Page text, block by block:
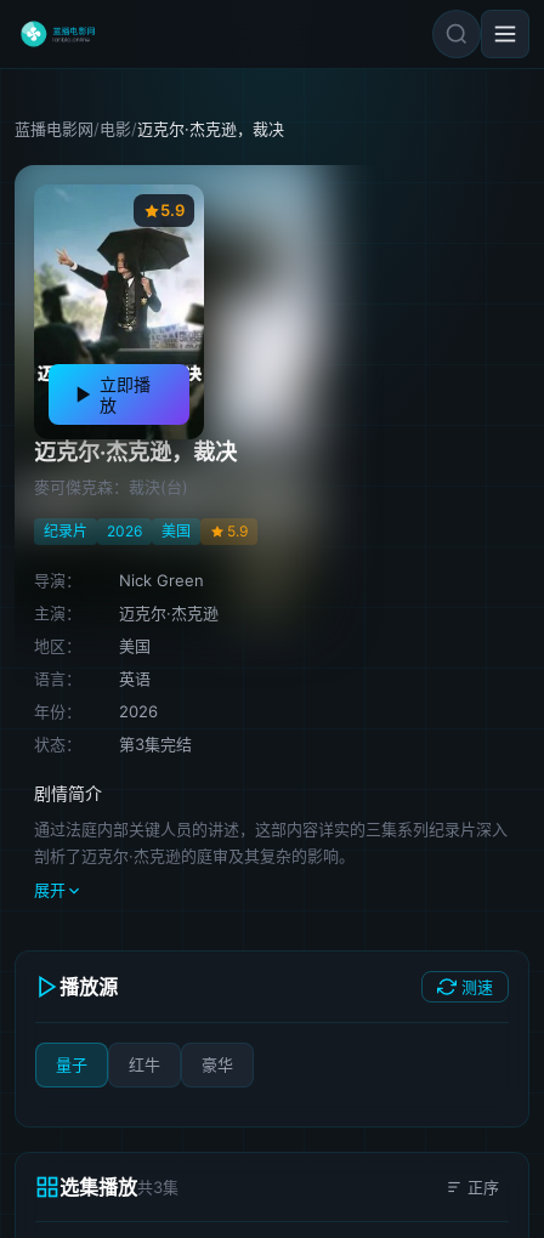
蓝播电影网/电影/迈克尔·杰克逊，裁决
5.9
立即播
放
迈克尔·杰克逊，裁决
麥可傑克森：裁決(台)
纪录片 2026 美国 5.9
导演：
Nick Green
主演：
迈克尔·杰克逊
地区：
美国
语言：
英语
年份：
2026
状态：
第3集完结
剧情简介
通过法庭内部关键人员的讲述，这部内容详实的三集系列纪录片深入
剖析了迈克尔·杰克逊的庭审及其复杂的影响。
展开
播放源 测速
量子 红牛 豪华
选集播放共3集 正序